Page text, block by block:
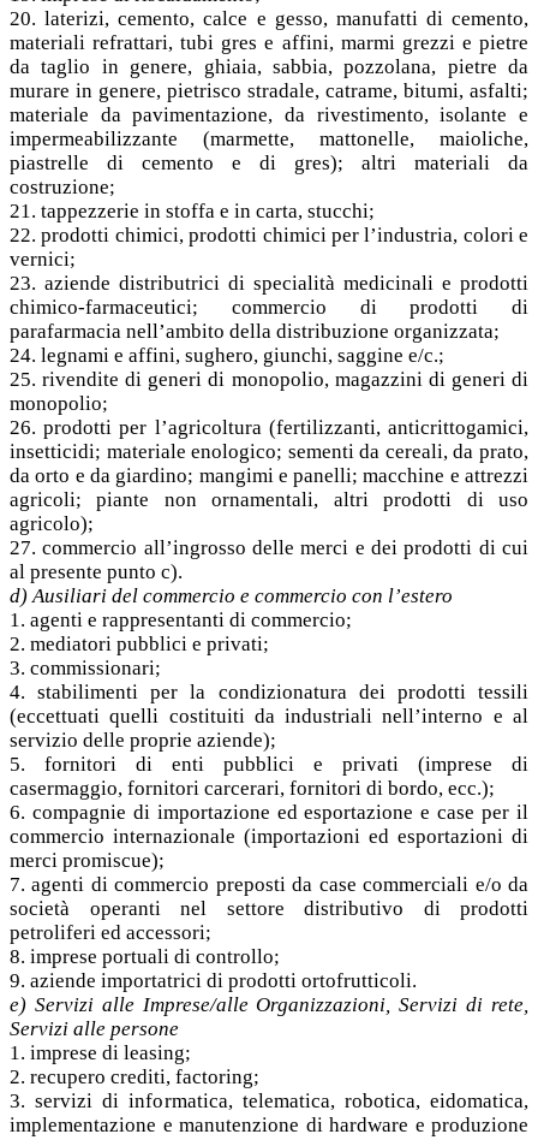
20. laterizi, cemento, calce e gesso, manufatti di cemento,
materiali refrattari, tubi gres e affini, marmi grezzi e pietre
da taglio in genere, ghiaia, sabbia, pozzolana, pietre da
murare in genere, pietrisco stradale, catrame, bitumi, asfalti;
materiale da pavimentazione, da rivestimento, isolante e
impermeabilizzante (marmette, mattonelle, maioliche,
piastrelle di cemento e di gres); altri materiali da
costruzione;
21. tappezzerie in stoffa e in carta, stucchi;
22. prodotti chimici, prodotti chimici per l’industria, colori e
vernici;
23. aziende distributrici di specialità medicinali e prodotti
chimico-farmaceutici; commercio di prodotti di
parafarmacia nell’ambito della distribuzione organizzata;
24. legnami e affini, sughero, giunchi, saggine e/c.;
25. rivendite di generi di monopolio, magazzini di generi di
monopolio;
26. prodotti per l’agricoltura (fertilizzanti, anticrittogamici,
insetticidi; materiale enologico; sementi da cereali, da prato,
da orto e da giardino; mangimi e panelli; macchine e attrezzi
agricoli; piante non ornamentali, altri prodotti di uso
agricolo);
27. commercio all’ingrosso delle merci e dei prodotti di cui
al presente punto c).
d) Ausiliari del commercio e commercio con l’estero
1. agenti e rappresentanti di commercio;
2. mediatori pubblici e privati;
3. commissionari;
4. stabilimenti per la condizionatura dei prodotti tessili
(eccettuati quelli costituiti da industriali nell’interno e al
servizio delle proprie aziende);
5. fornitori di enti pubblici e privati (imprese di
casermaggio, fornitori carcerari, fornitori di bordo, ecc.);
6. compagnie di importazione ed esportazione e case per il
commercio internazionale (importazioni ed esportazioni di
merci promiscue);
7. agenti di commercio preposti da case commerciali e/o da
società operanti nel settore distributivo di prodotti
petroliferi ed accessori;
8. imprese portuali di controllo;
9. aziende importatrici di prodotti ortofrutticoli.
e) Servizi alle Imprese/alle Organizzazioni, Servizi di rete,
Servizi alle persone
1. imprese di leasing;
2. recupero crediti, factoring;
3. servizi di informatica, telematica, robotica, eidomatica,
implementazione e manutenzione di hardware e produzione